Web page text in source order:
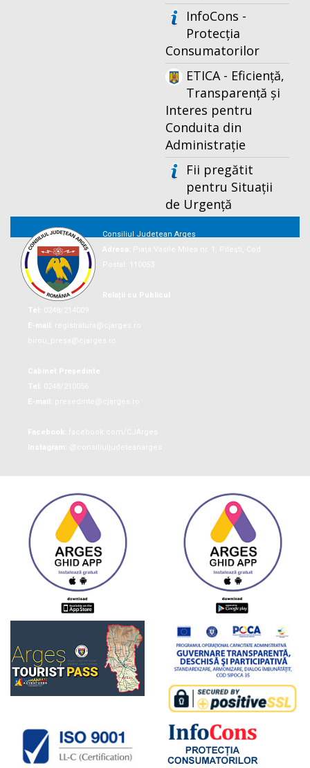
InfoCons -
Protecția
Consumatorilor
ETICA - Eficiență,
Transparență și
Interes pentru
Conduita din
Administrație
Fii pregătit
pentru Situații
de Urgență
Consiliul Județean Argeș